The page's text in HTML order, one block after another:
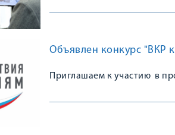
Объявлен конкурс "ВКР
Приглашаем к участию в